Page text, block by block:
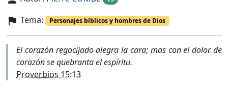
flag Tema: Personajes bíblicos y hombres de Dios
El corazón regocijado alegra la cara; mas con el dolor de
corazón se quebranta el espíritu.
Proverbios 15:13